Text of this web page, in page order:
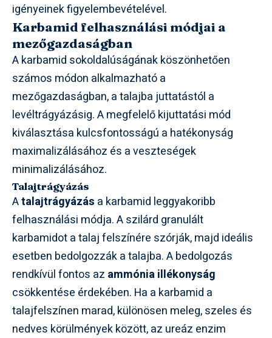
igényeinek figyelembevételével.
Karbamid felhasználási módjai a
mezőgazdaságban
A karbamid sokoldalúságának köszönhetően
számos módon alkalmazható a
mezőgazdaságban, a talajba juttatástól a
levéltrágyázásig. A megfelelő kijuttatási mód
kiválasztása kulcsfontosságú a hatékonyság
maximalizálásához és a veszteségek
minimalizálásához.
Talajtrágyázás
Atalajtrágyázás a karbamid leggyakoribb
felhasználási módja. A szilárd granulált
karbamidot a talaj felszínére szórják, majd ideális
esetben bedolgozzák a talajba. A bedolgozás
rendkívül fontos az ammónia illékonyság
csökkentése érdekében. Ha a karbamid a
talajfelszínen marad, különösen meleg, szeles és
nedves körülmények között, az ureáz enzim